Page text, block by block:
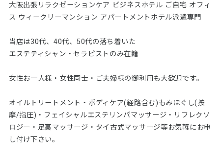
大阪出張リラクゼーションケア ビジネスホテル ご自宅 オフィ
ス ウィークリーマンション アパートメントホテル派遣専門
当店は30代、40代、50代の落ち着いた
エステティシャン・セラピストのみ在籍
女性お一人様・女性同士・ご夫婦様の御利用も大歓迎です。
オイルトリートメント・ボディケア(経路含む)もみほぐし(按
摩/指圧)・フェイシャルエステリンパマッサージ・リフレクソ
ロジー・足裏マッサージ・タイ古式マッサージ等お気軽にお申
し付け下さい。